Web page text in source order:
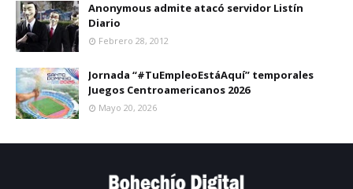
Anonymous admite atacó servidor Listín
Diario
Febrero 28, 2012
Jornada “#TuEmpleoEstáAquí” temporales
Juegos Centroamericanos 2026
Mayo 20, 2026